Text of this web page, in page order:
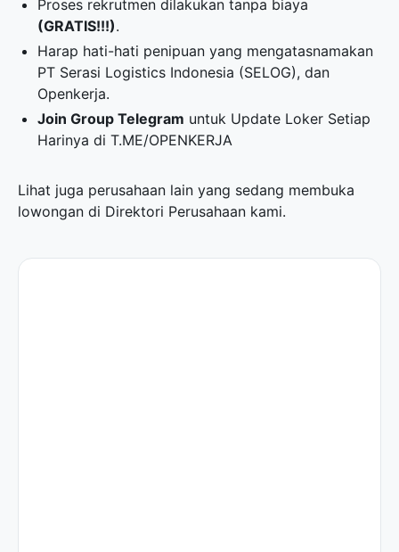
Proses rekrutmen dilakukan tanpa biaya
(GRATIS!!!).
Harap hati-hati penipuan yang mengatasnamakan
PT Serasi Logistics Indonesia (SELOG), dan
Openkerja.
Join Group Telegram untuk Update Loker Setiap
Harinya diT.ME/OPENKERJA
Lihat juga perusahaan lain yang sedang membuka
lowongan di Direktori Perusahaan kami.